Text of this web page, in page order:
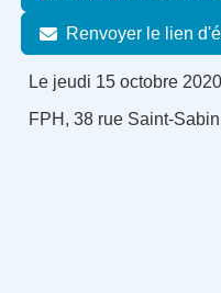
Renvoyer le lien
Le jeudi 15 octobre
FPH, 38 rue Saint-